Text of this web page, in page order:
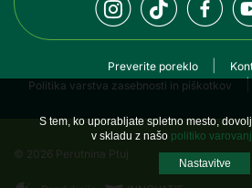
Preverite poreklo
Politika varstva zasebnosti in piškotkov
© 2026 Perutnina Ptuj
S tem, ko uporabljate spletno mesto,
v skladu z našo politiko
Nastavitve